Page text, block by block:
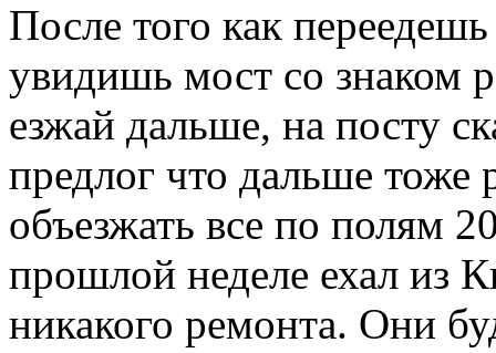
После того как
увидишь мост со знаком
езжай дальше, на посту
предлог что дальше
объезжать все по полям
прошлой неделе ехал из
никакого ремонта. Они